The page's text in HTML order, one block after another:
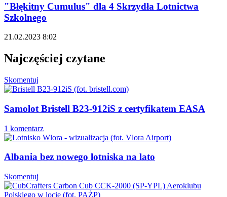
"Błękitny Cumulus" dla 4 Skrzydła Lotnictwa
Szkolnego
21.02.2023 8:02
Najczęściej czytane
Skomentuj
Samolot Bristell B23-912iS z certyfikatem EASA
1 komentarz
Albania bez nowego lotniska na lato
Skomentuj